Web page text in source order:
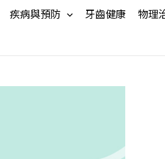
疾病與預防 牙齒健康 物理